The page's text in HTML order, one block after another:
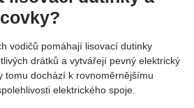
vodičů pomáhají lisovací dutinky
drátků a vytvářejí pevný elektrický
tomu dochází k rovnoměrnějšímu
elektrického spoje.